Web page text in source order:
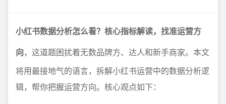
小红书数据分析怎么看？核心指标解读，找准运营方
向，这道题困扰着无数品牌方、达人和新手商家。本文
将用最接地气的语言，拆解小红书运营中的数据分析逻
辑，帮你把握运营方向。核心观点如下：